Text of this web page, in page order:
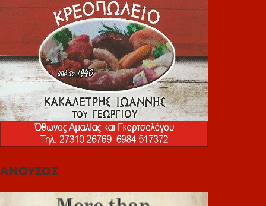
ΑΝΟΥΣΟΣ